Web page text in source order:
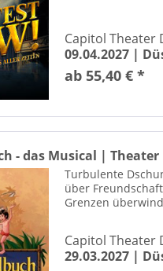
Capitol Theater
09.04.2027 |
ab 55,40 € *
- das Musical | Theater
Turbulente
über
Grenzen
Capitol Theater
29.03.2027 |